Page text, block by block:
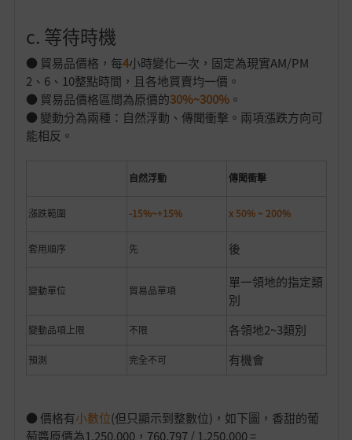
c. 等待時機
● 貿易品價格，每4小時變化一次，固定為現實AM/PM
2、6、10整點時間，且各地買賣均一價。
● 貿易品價格區間為原價的30%~300%。
● 變動分為兩種：自然浮動、傳聞衝擊。兩項漲跌方向可
能相反。
自然浮動 傳聞衝擊
漲跌範圍 -15%~+15% x 50% ~ 200%
套用順序 先 後
變動單位 貿易品單項
單一領地的指定類
別
變動品項上限 不限 各領地2~3類別
預測 完全不可 有機會
● 價格有小數位(但只顯示到整數位)，如下圖，香甜的葡
萄醬原價為1,250,000，760,797 / 1,250,000 =